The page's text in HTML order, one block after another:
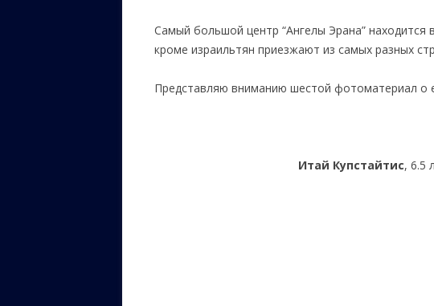
Самый большой центр “Ангелы Эрана” находится
кроме израильтян приезжают из самых разных
Представляю вниманию шестой фотоматериал о
Итай Купстайтис, 6.5